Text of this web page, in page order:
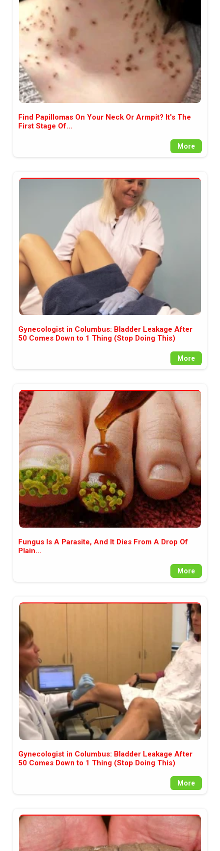
аудитория, затова държим на
прозрачност и коректност от
наша страна. Поднасяме ви
новините такива, каквито са. В
пълния си потенциал.
Find Papillomas On Your Neck Or Armpit? It's The
First Stage Of...
More
Gynecologist in Columbus: Bladder Leakage After
50 Comes Down to 1 Thing (Stop Doing This)
More
Fungus Is A Parasite, And It Dies From A Drop Of
Plain...
More
Gynecologist in Columbus: Bladder Leakage After
50 Comes Down to 1 Thing (Stop Doing This)
More